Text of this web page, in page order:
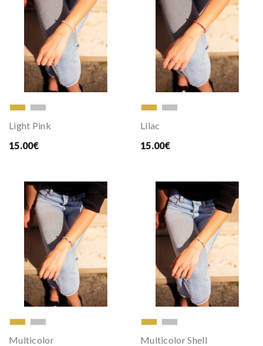
Light Pink
15.00€
Lilac
15.00€
Multicolor
Multicolor Shell